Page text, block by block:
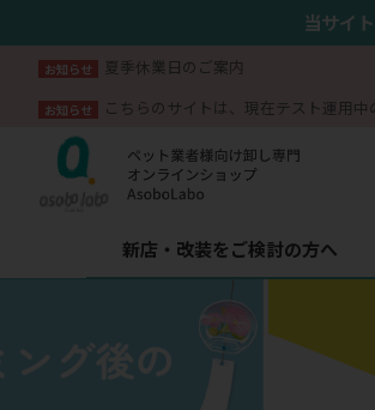
当サイ
お知らせ 夏季休業日のご案内
お知らせ こちらのサイトは、現在テスト運用
新店・改装をご検討の方へ